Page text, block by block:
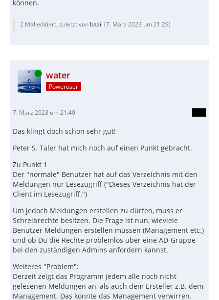
können.
2 Mal editiert, zuletzt von bazii (7. März 2023 um 21:29)
Online water
Poweruser
7. März 2023 um 21:40
Das klingt doch schon sehr gut!
Peter S. Taler hat mich noch auf einen Punkt gebracht.
Zu Punkt 1
Der "normale" Benutzer hat auf das Verzeichnis mit den
Meldungen nur Lesezugriff ("Dieses Verzeichnis hat der
Client im Lesezugriff.")
Um jedoch Meldungen erstellen zu dürfen, muss er
Schreibrechte besitzen. Die Frage ist nun, wieviele
Benutzer Meldungen erstellen müssen (Management etc.)
und ob Du die Rechte problemlos über eine AD-Gruppe
bei den zuständigen Admins anfordern kannst.
Weiteres "Problem":
Derzeit zeigt das Programm jedem alle noch nicht
gelesenen Meldungen an, als auch dem Ersteller z.B. dem
Management. Das könnte das Management verwirren.